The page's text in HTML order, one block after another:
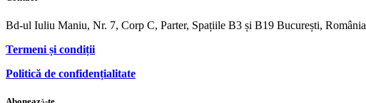
Bd-ul Iuliu Maniu, Nr. 7, Corp C, Parter, Spațiile B3 și B19 București, România
Termeni și condiții
Politică de confidențialitate